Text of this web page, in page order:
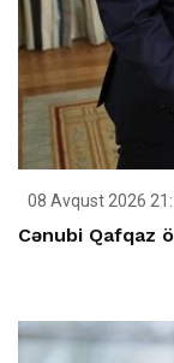
08 Avqust 2026
Cənubi Qafqaz